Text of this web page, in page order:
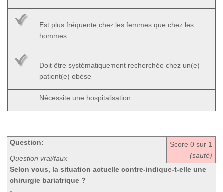
Est plus fréquente chez les femmes que chez les
hommes
Doit être systématiquement recherchée chez un(e)
patient(e) obèse
Nécessite une hospitalisation
Score 0 sur 1
(sauté)
Question:
Question vrai/faux
Selon vous, la situation actuelle contre-indique-t-elle une
chirurgie bariatrique ?